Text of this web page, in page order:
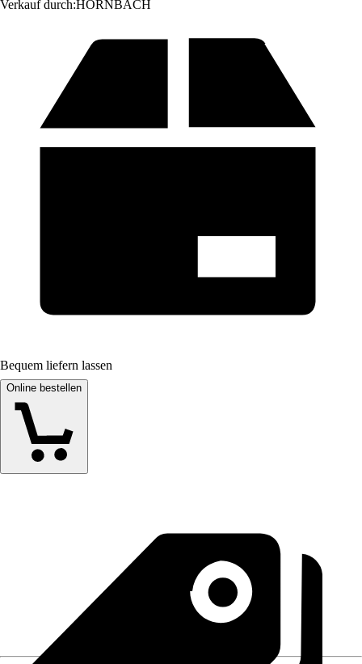
Verkauf durch:HORNBACH
Bequem liefern lassen
Online bestellen